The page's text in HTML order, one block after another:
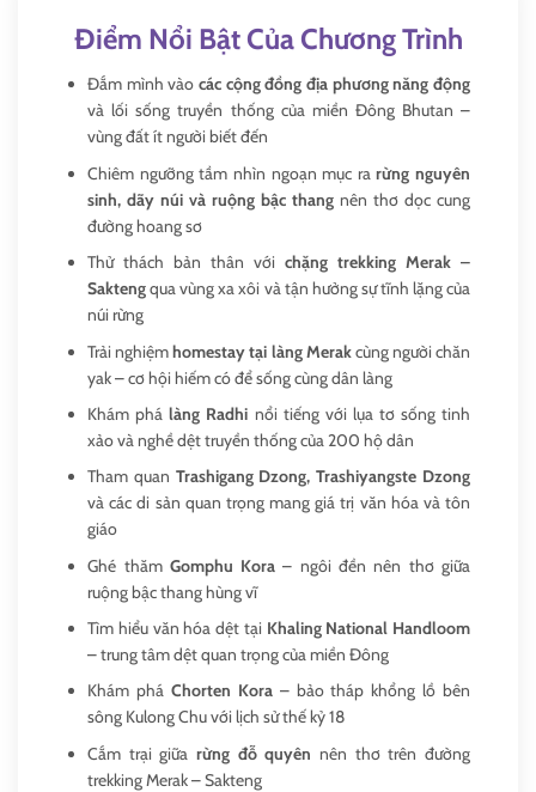
Điểm Nổi Bật Của Chương Trình
Đắm mình vàocác cộng đồng địa phương năng động
và lối sống truyền thống của miền Đông Bhutan –
vùng đất ít người biết đến
Chiêm ngưỡng tầm nhìn ngoạn mục rarừng nguyên
sinh, dãy núi và ruộng bậc thang nên thơ dọc cung
đường hoang sơ
Thử thách bản thân vớichặng trekking Merak –
Saktengqua vùng xa xôi và tận hưởng sự tĩnh lặng của
núi rừng
Trải nghiệmhomestay tại làng Merakcùng người chăn
yak – cơ hội hiếm có để sống cùng dân làng
Khám phálàng Radhi nổi tiếng với lụa tơ sống tinh
xảo và nghề dệt truyền thống của 200 hộ dân
Tham quan Trashigang Dzong, Trashiyangste Dzong
và các di sản quan trọng mang giá trị văn hóa và tôn
giáo
Ghé thăm Gomphu Kora – ngôi đền nên thơ giữa
ruộng bậc thang hùng vĩ
Tìm hiểu văn hóa dệt tại Khaling National Handloom
– trung tâm dệt quan trọng của miền Đông
Khám phá Chorten Kora– bảo tháp khổng lồ bên
sông Kulong Chu với lịch sử thế kỷ 18
Cắm trại giữarừng đỗ quyên nên thơ trên đường
trekking Merak – Sakteng